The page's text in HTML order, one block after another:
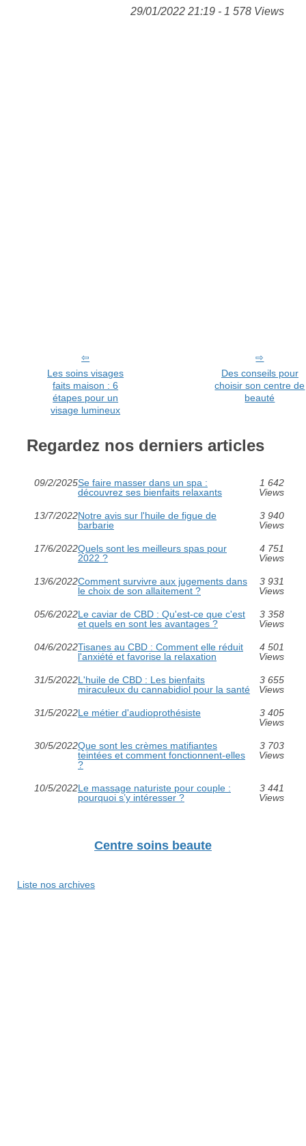
29/01/2022 21:19 - 1 578 Views
Les soins visages
faits maison : 6
étapes pour un
visage lumineux
Des conseils pour
choisir son centre de
beauté
Regardez nos derniers articles
09/2/2025Se faire masser dans un spa :
découvrez ses bienfaits relaxants
1 642
Views
13/7/2022Notre avis sur l'huile de figue de
barbarie
3 940
Views
17/6/2022Quels sont les meilleurs spas pour
2022 ?
4 751
Views
13/6/2022Comment survivre aux jugements dans
le choix de son allaitement ?
3 931
Views
05/6/2022Le caviar de CBD : Qu'est-ce que c'est
et quels en sont les avantages ?
3 358
Views
04/6/2022Tisanes au CBD : Comment elle réduit
l'anxiété et favorise la relaxation
4 501
Views
31/5/2022L'huile de CBD : Les bienfaits
miraculeux du cannabidiol pour la santé
3 655
Views
31/5/2022Le métier d'audioprothésiste
3 405
Views
30/5/2022Que sont les crèmes matifiantes
teintées et comment fonctionnent-elles
?
3 703
Views
10/5/2022Le massage naturiste pour couple :
pourquoi s’y intéresser ?
3 441
Views
Centre soins beaute
Liste nos archives